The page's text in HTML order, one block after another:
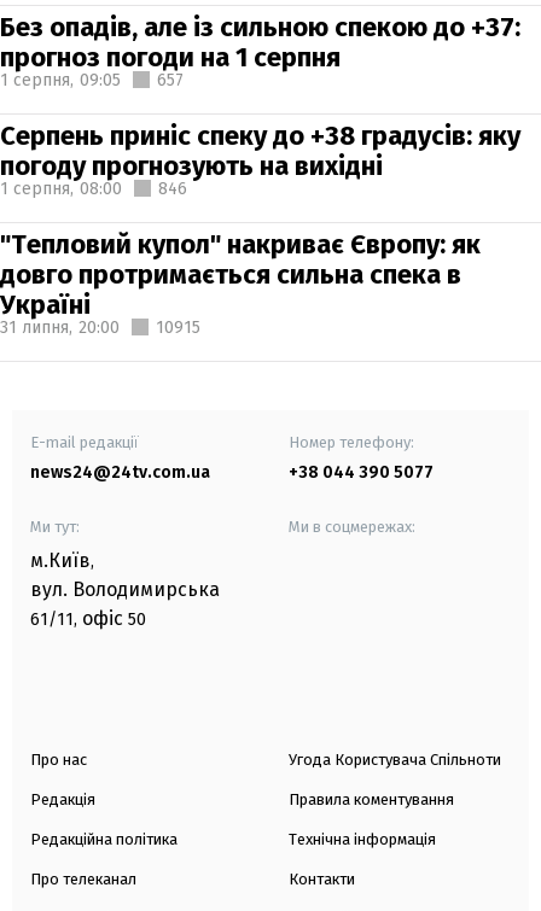
Без опадів, але із сильною спекою до +37:
прогноз погоди на 1 серпня
1 серпня, 09:05 657
Серпень приніс спеку до +38 градусів: яку
погоду прогнозують на вихідні
1 серпня, 08:00 846
"Тепловий купол" накриває Європу: як
довго протримається сильна спека в
Україні
31 липня, 20:00 10915
E-mail редакції
news24@24tv.com.ua
Номер телефону:
+38 044 390 5077
Ми тут:
м.Київ,
вул. Володимирська
61/11, офіс 50
Ми в соцмережах:
Про нас
Редакція
Редакційна політика
Про телеканал
Угода Користувача Спільноти
Правила коментування
Технічна інформація
Контакти